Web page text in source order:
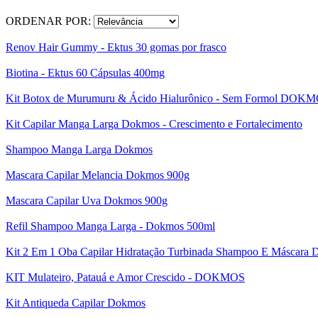
ORDENAR POR:
Renov Hair Gummy - Ektus 30 gomas por frasco
Biotina - Ektus 60 Cápsulas 400mg
Kit Botox de Murumuru & Ácido Hialurônico - Sem Formol
Kit Capilar Manga Larga Dokmos - Crescimento e Fortalecimento
Shampoo Manga Larga Dokmos
Mascara Capilar Melancia Dokmos 900g
Mascara Capilar Uva Dokmos 900g
Refil Shampoo Manga Larga - Dokmos 500ml
Kit 2 Em 1 Oba Capilar Hidratação Turbinada Shampoo E Máscara
KIT Mulateiro, Patauá e Amor Crescido - DOKMOS
Kit Antiqueda Capilar Dokmos